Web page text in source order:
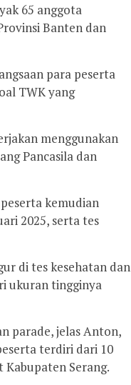
65 anggota
Banten dan
para peserta
TWK yang
menggunakan
Pancasila dan
kemudian
2025, serta tes
di tes kesehatan dan
ukuran tingginya
parade, jelas Anton,
terdiri dari 10
Kabupaten Serang.